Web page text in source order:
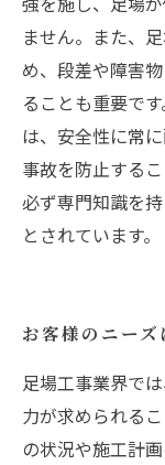
ません。また、
め、段差や障害
ることも重要で
は、安全性に常
事故を防止する
必ず専門知識を
とされています。
お客様のニー
足場工事業界で
力が求められる
の状況や施工計